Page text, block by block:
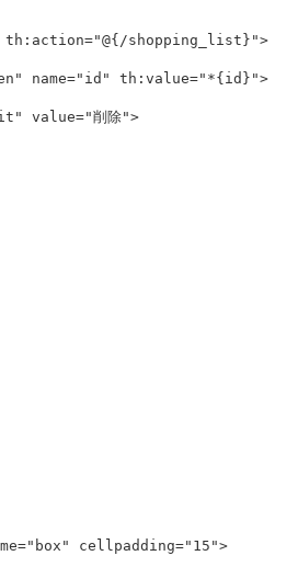
th:action="@{/shopping_list}">
name="id" th:value="*{id}">
value="削除">
"box" cellpadding="15">